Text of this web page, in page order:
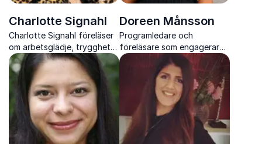
Charlotte Signahl
Charlotte Signahl föreläser
om arbetsglädje, trygghet
och beteenden med
vetenskap och humor
Doreen Månsson
Programledare och
föreläsare som engagerar
kring mångfald, normer och
allas lika värde